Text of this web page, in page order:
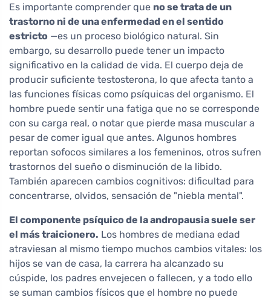
Es importante comprender que no se trata de un
trastorno ni de una enfermedad en el sentido
estricto —es un proceso biológico natural. Sin
embargo, su desarrollo puede tener un impacto
significativo en la calidad de vida. El cuerpo deja de
producir suficiente testosterona, lo que afecta tanto a
las funciones físicas como psíquicas del organismo. El
hombre puede sentir una fatiga que no se corresponde
con su carga real, o notar que pierde masa muscular a
pesar de comer igual que antes. Algunos hombres
reportan sofocos similares a los femeninos, otros sufren
trastornos del sueño o disminución de la libido.
También aparecen cambios cognitivos: dificultad para
concentrarse, olvidos, sensación de "niebla mental".
El componente psíquico de la andropausia suele ser
el más traicionero. Los hombres de mediana edad
atraviesan al mismo tiempo muchos cambios vitales: los
hijos se van de casa, la carrera ha alcanzado su
cúspide, los padres envejecen o fallecen, y a todo ello
se suman cambios físicos que el hombre no puede